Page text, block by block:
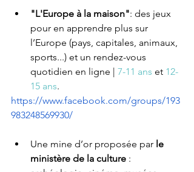
"L'Europe à la maison": des jeux
pour en apprendre plus sur
l’Europe (pays, capitales, animaux,
sports...) et un rendez-vous
quotidien en ligne | 7-11 ans et 12-
15 ans.
https://www.facebook.com/groups/193
983248569930/
Une mine d’or proposée par le
ministère de la culture :